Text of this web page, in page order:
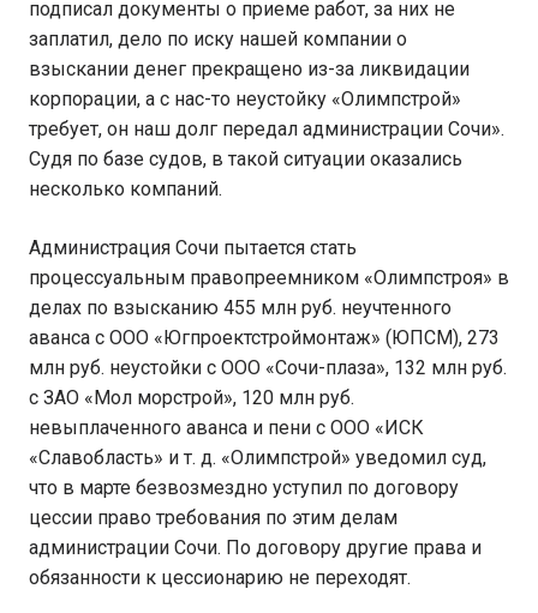
подписал документы о приеме работ, за них не
заплатил, дело по иску нашей компании о
взыскании денег прекращено из-за ликвидации
корпорации, а с нас-то неустойку «Олимпстрой»
требует, он наш долг передал администрации Сочи».
Судя по базе судов, в такой ситуации оказались
несколько компаний.
Администрация Сочи пытается стать
процессуальным правопреемником «Олимпстроя» в
делах по взысканию 455 млн руб. неучтенного
аванса с ООО «Югпроектстроймонтаж» (ЮПСМ), 273
млн руб. неустойки с ООО «Сочи-плаза», 132 млн руб.
с ЗАО «Мол морстрой», 120 млн руб.
невыплаченного аванса и пени с ООО «ИСК
«Славобласть» и т. д. «Олимпстрой» уведомил суд,
что в марте безвозмездно уступил по договору
цессии право требования по этим делам
администрации Сочи. По договору другие права и
обязанности к цессионарию не переходят.